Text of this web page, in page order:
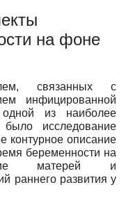
на фоне
связанных с
инфицированной
из наиболее
исследование
контурное описание
беременности на
матерей и
раннего развития у